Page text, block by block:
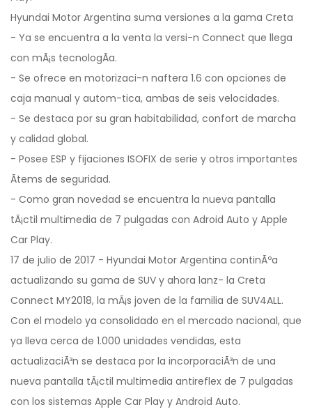
Hyundai Motor Argentina suma versiones a la gama Creta
- Ya se encuentra a la venta la versi-n Connect que llega
con mÃ¡s tecnologÃ­a.
- Se ofrece en motorizaci-n naftera 1.6 con opciones de
caja manual y autom-tica, ambas de seis velocidades.
- Se destaca por su gran habitabilidad, confort de marcha
y calidad global.
- Posee ESP y fijaciones ISOFIX de serie y otros importantes
Ã­tems de seguridad.
- Como gran novedad se encuentra la nueva pantalla
tÃ¡ctil multimedia de 7 pulgadas con Adroid Auto y Apple
Car Play.
17 de julio de 2017 - Hyundai Motor Argentina continÃºa
actualizando su gama de SUV y ahora lanz- la Creta
Connect MY2018, la mÃ¡s joven de la familia de SUV4ALL.
Con el modelo ya consolidado en el mercado nacional, que
ya lleva cerca de 1.000 unidades vendidas, esta
actualizaciÃ³n se destaca por la incorporaciÃ³n de una
nueva pantalla tÃ¡ctil multimedia antireflex de 7 pulgadas
con los sistemas Apple Car Play y Android Auto.